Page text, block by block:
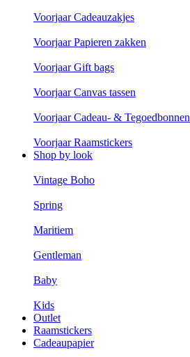
Voorjaar Cadeauzakjes
Voorjaar Papieren zakken
Voorjaar Gift bags
Voorjaar Canvas tassen
Voorjaar Cadeau- & Tegoedbonnen
Voorjaar Raamstickers
Shop by look
Vintage Boho
Spring
Maritiem
Gentleman
Baby
Kids
Outlet
Raamstickers
Cadeaupapier